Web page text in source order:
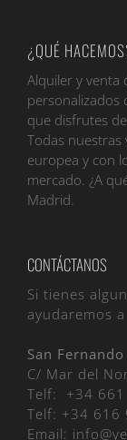
¿QUÉ
Alquiler y venta
personalizados
que disfrutes
Todas nuestras
europea y con
mercado. ¿A
Madrid.
CONTÁCTANOS
Si tienes
ayudaremos
San
C/ Mar del
Telf: +34
Telf: +34 616
Email: